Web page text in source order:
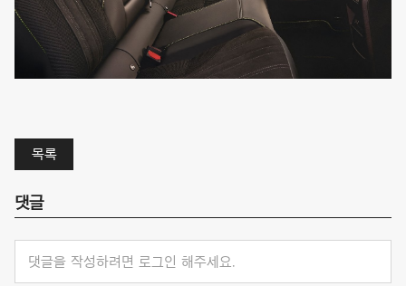
목록
댓글
댓글을 작성하려면 로그인 해주세요.